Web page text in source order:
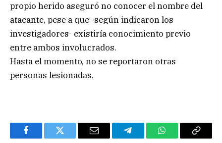
propio herido aseguró no conocer el nombre del
atacante, pese a que -según indicaron los
investigadores- existiría conocimiento previo
entre ambos involucrados.
Hasta el momento, no se reportaron otras
personas lesionadas.
FacebookTwitter Email TelegramWhatsAppCopy